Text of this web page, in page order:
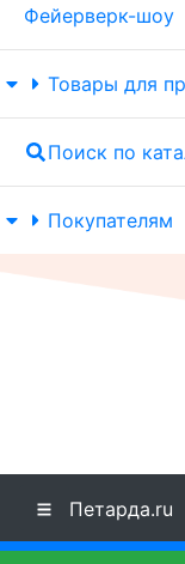
Фейерверк-шоу
Товары для
Поиск по
Покупателям
Петарда.ru